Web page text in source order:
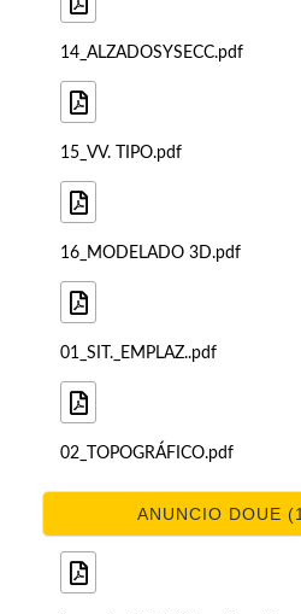
14_ALZADOSYSECC.pdf
15_VV. TIPO.pdf
16_MODELADO 3D.pdf
01_SIT._EMPLAZ..pdf
02_TOPOGRÁFICO.pdf
ANUNCIO DOUE